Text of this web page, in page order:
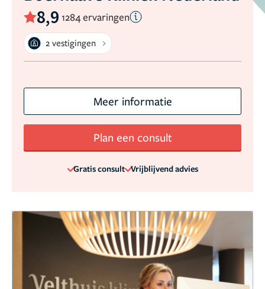
8,9 1284 ervaringen
2 vestigingen
Meer informatie
Plan een consult
Gratis consult Vrijblijvend advies